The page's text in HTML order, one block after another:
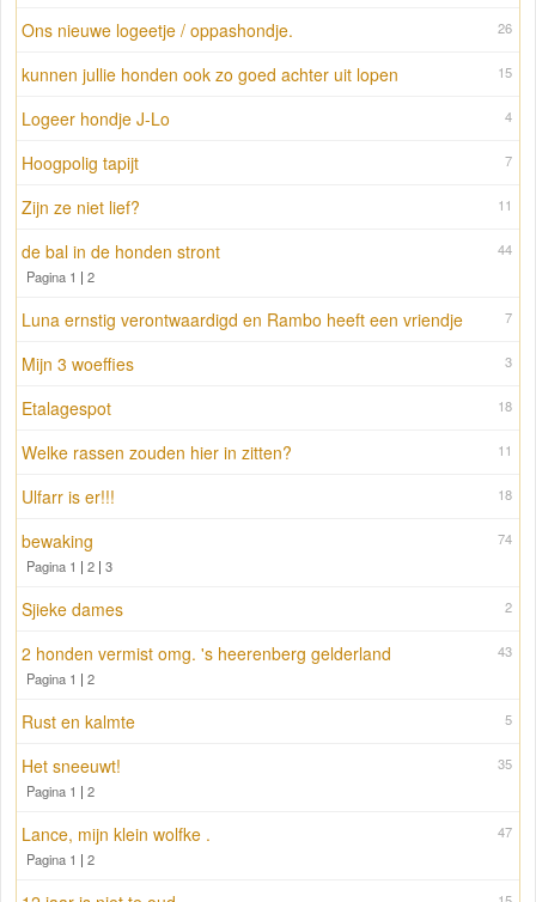
26
Ons nieuwe logeetje / oppashondje.
15
kunnen jullie honden ook zo goed achter uit lopen
4
Logeer hondje J-Lo
7
Hoogpolig tapijt
11
Zijn ze niet lief?
44
de bal in de honden stront
Pagina 1 | 2
7
Luna ernstig verontwaardigd en Rambo heeft een vriendje
3
Mijn 3 woeffies
18
Etalagespot
11
Welke rassen zouden hier in zitten?
18
Ulfarr is er!!!
74
bewaking
Pagina 1 | 2 | 3
2
Sjieke dames
43
2 honden vermist omg. 's heerenberg gelderland
Pagina 1 | 2
5
Rust en kalmte
35
Het sneeuwt!
Pagina 1 | 2
47
Lance, mijn klein wolfke .
Pagina 1 | 2